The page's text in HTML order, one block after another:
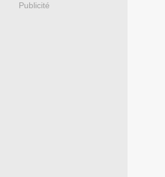
Publicité